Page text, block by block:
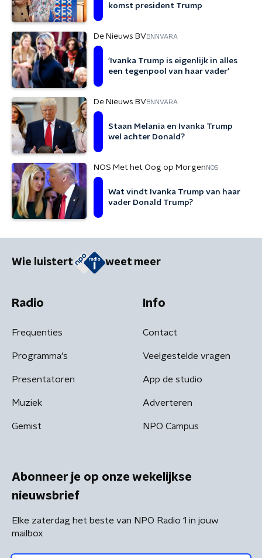
komst president Trump
De Nieuws BVBNNVARA
'Ivanka Trump is eigenlijk in alles
een tegenpool van haar vader'
De Nieuws BVBNNVARA
Staan Melania en Ivanka Trump
wel achter Donald?
NOS Met het Oog op Morgen NOS
Wat vindt Ivanka Trump van haar
vader Donald Trump?
Wie luistert weet meer
Radio
Frequenties
Programma's
Presentatoren
Muziek
Gemist
Info
Contact
Veelgestelde vragen
App de studio
Adverteren
NPO Campus
Abonneer je op onze wekelijkse
nieuwsbrief
Elke zaterdag het beste van NPO Radio 1 in jouw
mailbox